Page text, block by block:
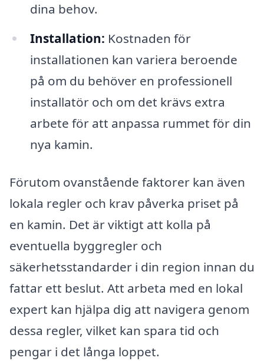
dina behov.
Installation: Kostnaden för
installationen kan variera beroende
på om du behöver en professionell
installatör och om det krävs extra
arbete för att anpassa rummet för din
nya kamin.
Förutom ovanstående faktorer kan även
lokala regler och krav påverka priset på
en kamin. Det är viktigt att kolla på
eventuella byggregler och
säkerhetsstandarder i din region innan du
fattar ett beslut. Att arbeta med en lokal
expert kan hjälpa dig att navigera genom
dessa regler, vilket kan spara tid och
pengar i det långa loppet.